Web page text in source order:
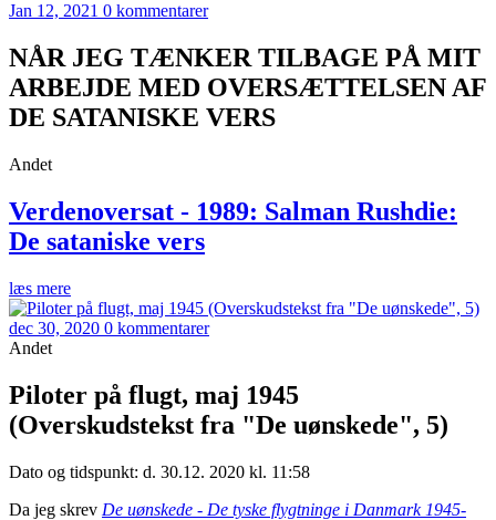
Jan 12, 2021 0 kommentarer
NÅR JEG TÆNKER TILBAGE PÅ MIT
ARBEJDE MED OVERSÆTTELSEN AF
DE SATANISKE VERS
Andet
Verdenoversat - 1989: Salman Rushdie:
De sataniske vers
læs mere
dec 30, 2020 0 kommentarer
Andet
Piloter på flugt, maj 1945
(Overskudstekst fra "De uønskede", 5)
Dato og tidspunkt: d. 30.12. 2020 kl. 11:58
Da jeg skrev De uønskede - De tyske flygtninge i Danmark 1945-